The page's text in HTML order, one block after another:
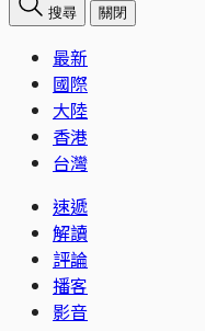
搜尋 關閉
最新
國際
大陸
香港
台灣
速遞
解讀
評論
播客
影音